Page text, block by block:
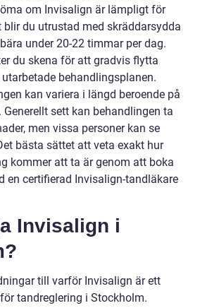
om Invisalign är lämpligt för
blir du utrustad med skräddarsydda
under 20-22 timmar per dag.
du skena för att gradvis flytta
behandlingsplanen.
kan variera i längd beroende på
sett kan behandlingen ta
men vissa personer kan se
bästa sättet att veta exakt hur
kommer att ta är genom att boka
en certifierad Invisalign-tandläkare
Invisalign i
till varför Invisalign är ett
tandreglering i Stockholm.